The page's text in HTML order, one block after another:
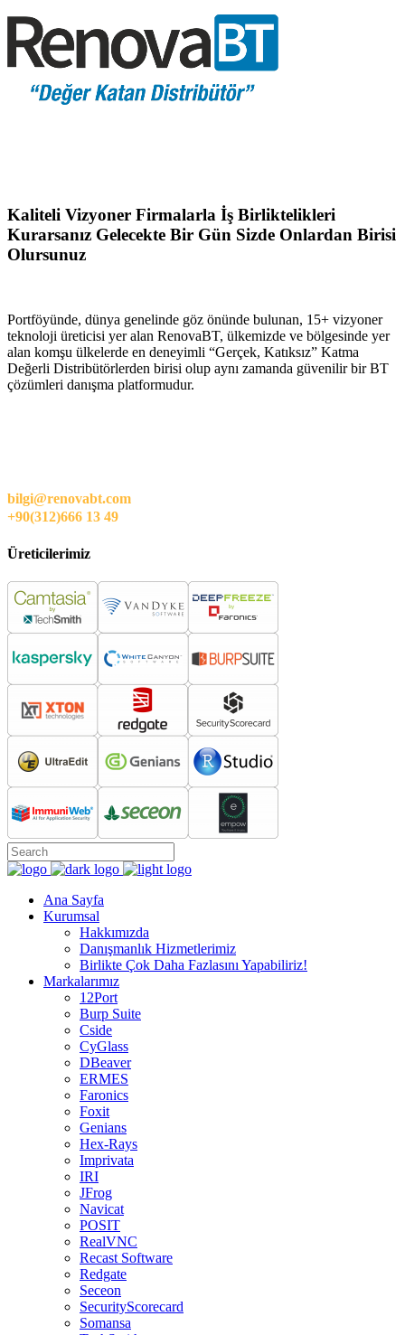
Kaliteli Vizyoner Firmalarla İş Birliktelikleri
Kurarsanız Gelecekte Bir Gün Sizde Onlardan Birisi
Olursunuz
Portföyünde, dünya genelinde göz önünde bulunan, 15+ vizyoner
teknoloji üreticisi yer alan RenovaBT, ülkemizde ve bölgesinde yer
alan komşu ülkelerde en deneyimli “Gerçek, Katıksız” Katma
Değerli Distribütörlerden birisi olup aynı zamanda güvenilir bir BT
çözümleri danışma platformudur.
bilgi@renovabt.com
+90(312)666 13 49
Üreticilerimiz
Ana Sayfa
Kurumsal
Hakkımızda
Danışmanlık Hizmetlerimiz
Birlikte Çok Daha Fazlasını Yapabiliriz!
Markalarımız
12Port
Burp Suite
Cside
CyGlass
DBeaver
ERMES
Faronics
Foxit
Genians
Hex-Rays
Imprivata
IRI
JFrog
Navicat
POSIT
RealVNC
Recast Software
Redgate
Seceon
SecurityScorecard
Somansa